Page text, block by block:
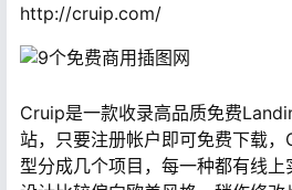
http://cruip.com/
Cruip是一款收录高品质免费
站，只要注册帐户即可免费下载
型分成几个项目，每一种都有线